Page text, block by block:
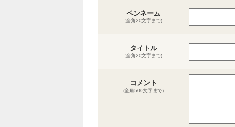
ペンネーム
(全角20文字まで)
タイトル
(全角20文字まで)
コメント
(全角500文字まで)